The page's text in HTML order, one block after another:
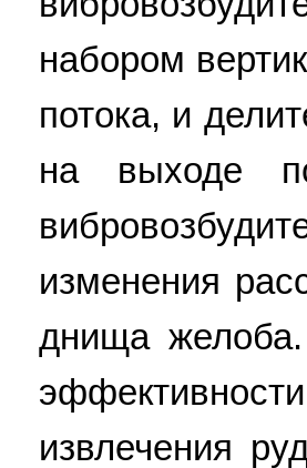
набором
потока, и
на выходе
изменения
днища желоба.
извлечения